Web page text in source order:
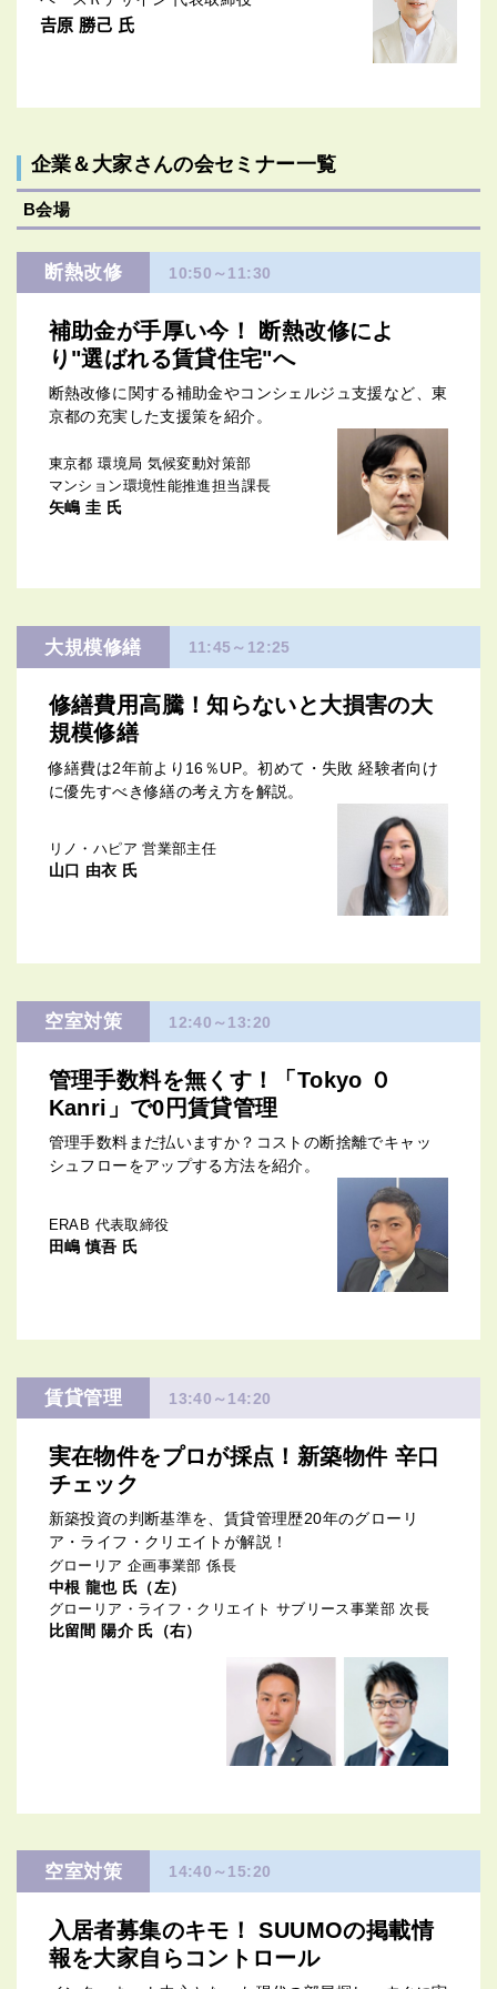
𠮷原 勝己 氏
企業＆大家さんの会セミナー一覧
B会場
断熱改修 10:50～11:30
補助金が手厚い今！ 断熱改修によ
り"選ばれる賃貸住宅"へ
断熱改修に関する補助金やコンシェルジュ支援など、東
京都の充実した支援策を紹介。
東京都 環境局 気候変動対策部
マンション環境性能推進担当課長
矢嶋 圭 氏
大規模修繕 11:45～12:25
修繕費用高騰！知らないと大損害の大
規模修繕
修繕費は2年前より16％UP。初めて・失敗 経験者向け
に優先すべき修繕の考え方を解説。
リノ・ハピア 営業部主任
山口 由衣 氏
空室対策 12:40～13:20
管理手数料を無くす！「Tokyo ０
Kanri」で0円賃貸管理
管理手数料まだ払いますか？コストの断捨離でキャッ
シュフローをアップする方法を紹介。
ERAB 代表取締役
田嶋 慎吾 氏
賃貸管理 13:40～14:20
実在物件をプロが採点！新築物件 辛口
チェック
新築投資の判断基準を、賃貸管理歴20年のグローリ
ア・ライフ・クリエイトが解説！
グローリア 企画事業部 係長
中根 龍也 氏（左）
グローリア・ライフ・クリエイト サブリース事業部 次長
比留間 陽介 氏（右）
空室対策 14:40～15:20
入居者募集のキモ！ SUUMOの掲載情
報を大家自らコントロール